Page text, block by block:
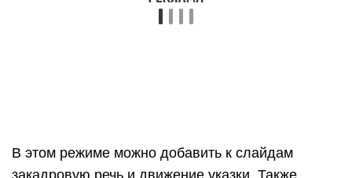
потребовать значительного времени, особенно
на слабых ПК.